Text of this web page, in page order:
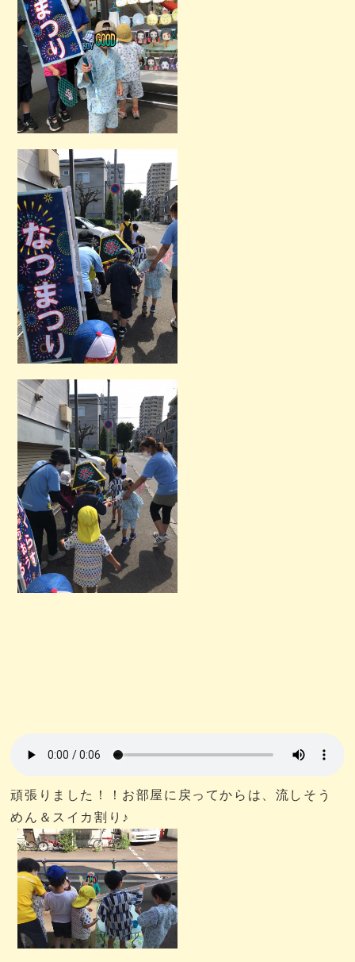
頑張りました！！お部屋に戻ってからは、流しそう
めん＆スイカ割り♪